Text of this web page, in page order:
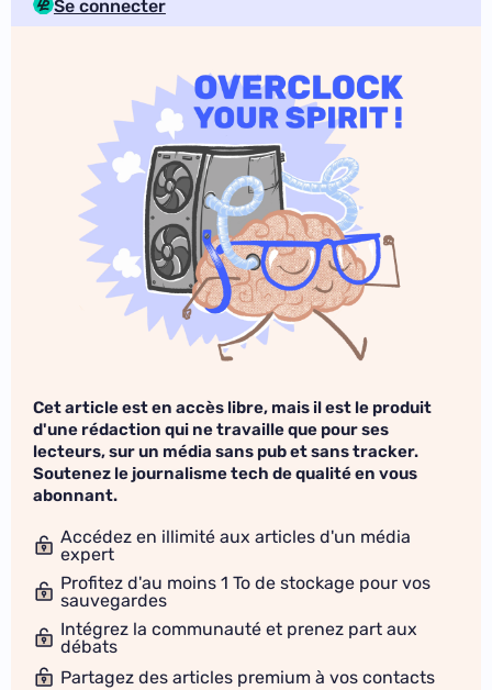
Se connecter
Cet article est en accès libre, mais il est le produit
d'une rédaction qui ne travaille que pour ses
lecteurs, sur un média sans pub et sans tracker.
Soutenez le journalisme tech de qualité en vous
abonnant.
Accédez en illimité aux articles d'un média
expert
Profitez d'au moins 1 To de stockage pour vos
sauvegardes
Intégrez la communauté et prenez part aux
débats
Partagez des articles premium à vos contacts